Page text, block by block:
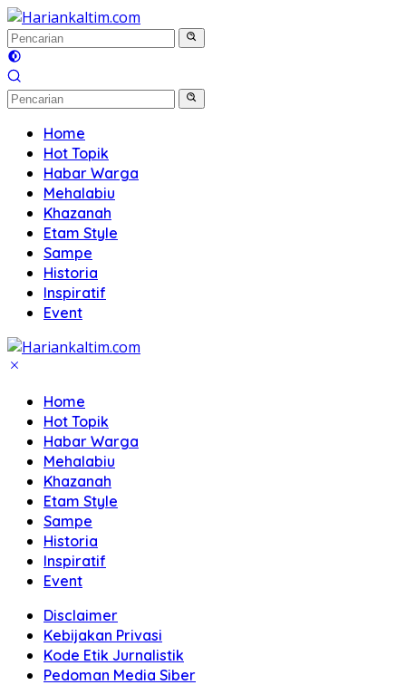
Langsung
ke
konten
Home
Hot Topik
Habar Warga
Mehalabiu
Khazanah
Etam Style
Sampe
Historia
Inspiratif
Event
Home
Hot Topik
Habar Warga
Mehalabiu
Khazanah
Etam Style
Sampe
Historia
Inspiratif
Event
Disclaimer
Kebijakan Privasi
Kode Etik Jurnalistik
Pedoman Media Siber